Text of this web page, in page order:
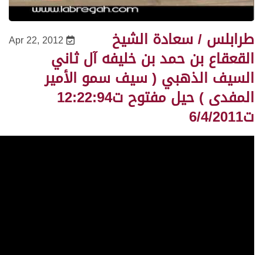
Apr 22, 2012 طرابلس / سعادة الشيخ
القعقاع بن حمد بن خليفه آل ثاني
السيف الذهبي ( سيف سمو الأمير
المفدى ) حيل مفتوح ت12:22:94
ت6/4/2011